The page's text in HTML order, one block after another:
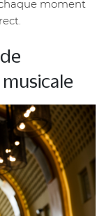
moment